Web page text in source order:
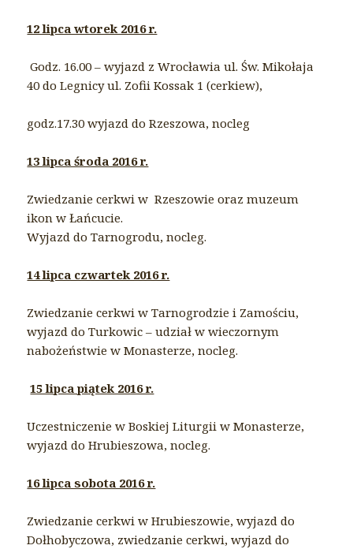
12 lipca wtorek 2016 r.
Godz. 16.00 – wyjazd z Wrocławia ul. Św. Mikołaja
40 do Legnicy ul. Zofii Kossak 1 (cerkiew),
godz.17.30 wyjazd do Rzeszowa, nocleg
13 lipca środa 2016 r.
Zwiedzanie cerkwi w Rzeszowie oraz muzeum
ikon w Łańcucie.
Wyjazd do Tarnogrodu, nocleg.
14 lipca czwartek 2016 r.
Zwiedzanie cerkwi w Tarnogrodzie i Zamościu,
wyjazd do Turkowic – udział w wieczornym
nabożeństwie w Monasterze, nocleg.
15 lipca piątek 2016 r.
Uczestniczenie w Boskiej Liturgii w Monasterze,
wyjazd do Hrubieszowa, nocleg.
16 lipca sobota 2016 r.
Zwiedzanie cerkwi w Hrubieszowie, wyjazd do
Dołhobyczowa, zwiedzanie cerkwi, wyjazd do